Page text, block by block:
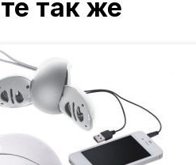
так же